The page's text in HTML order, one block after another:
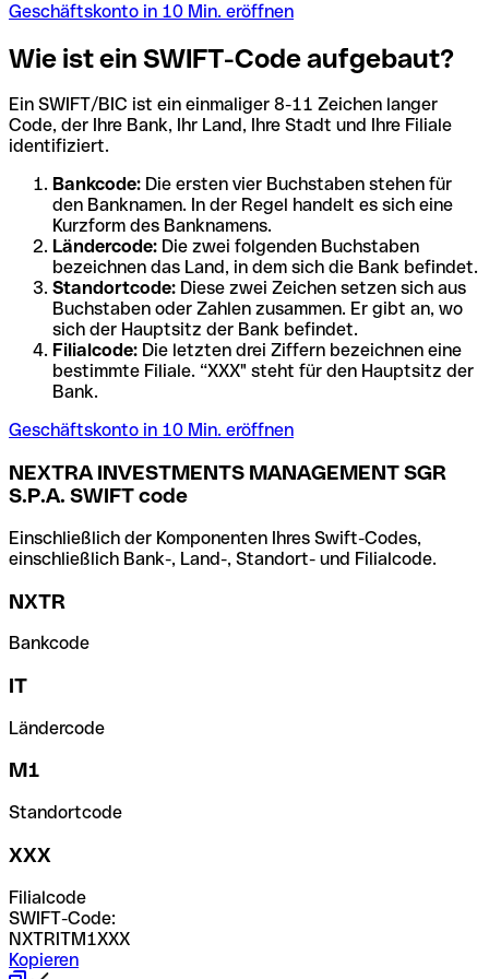
Geschäftskonto in 10 Min. eröffnen
Wie ist ein SWIFT-Code aufgebaut?
Ein SWIFT/BIC ist ein einmaliger 8-11 Zeichen langer
Code, der Ihre Bank, Ihr Land, Ihre Stadt und Ihre Filiale
identifiziert.
Bankcode: Die ersten vier Buchstaben stehen für
den Banknamen. In der Regel handelt es sich eine
Kurzform des Banknamens.
Ländercode: Die zwei folgenden Buchstaben
bezeichnen das Land, in dem sich die Bank befindet.
Standortcode: Diese zwei Zeichen setzen sich aus
Buchstaben oder Zahlen zusammen. Er gibt an, wo
sich der Hauptsitz der Bank befindet.
Filialcode: Die letzten drei Ziffern bezeichnen eine
bestimmte Filiale. “XXX" steht für den Hauptsitz der
Bank.
Geschäftskonto in 10 Min. eröffnen
NEXTRA INVESTMENTS MANAGEMENT SGR
S.P.A. SWIFT code
Einschließlich der Komponenten Ihres Swift-Codes,
einschließlich Bank-, Land-, Standort- und Filialcode.
NXTR
Bankcode
IT
Ländercode
M1
Standortcode
XXX
Filialcode
SWIFT-Code:
NXTRITM1XXX
Kopieren